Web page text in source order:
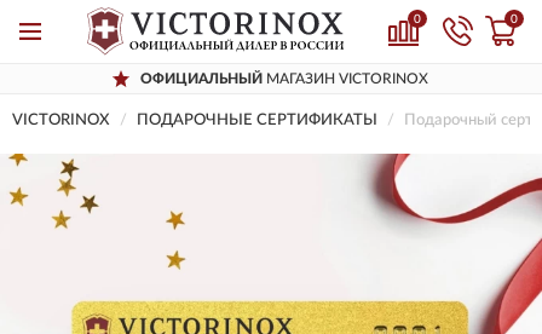
0 0
ОФИЦИАЛЬНЫЙМАГАЗИН VICTORINOX
VICTORINOX ПОДАРОЧНЫЕ СЕРТИФИКАТЫ Подарочный